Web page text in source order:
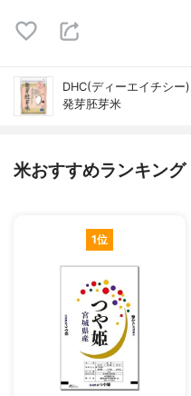
DHC(ディーエイチシー)
発芽胚芽米
米おすすめランキング
1位